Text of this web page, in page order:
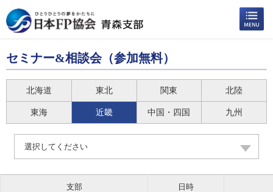
セミナー&相談会（参加無料）
北海道 東北 関東 北陸
東海 近畿 中国・四国 九州
選択してください
支部
日時